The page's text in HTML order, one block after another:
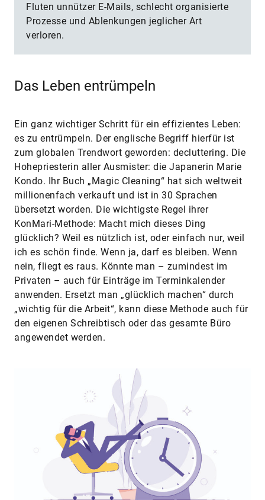
Fluten unnützer E-Mails, schlecht organisierte
Prozesse und Ablenkungen jeglicher Art
verloren.
Das Leben entrümpeln
Ein ganz wichtiger Schritt für ein effizientes Leben:
es zu entrümpeln. Der englische Begriff hierfür ist
zum globalen Trendwort geworden: decluttering. Die
Hohepriesterin aller Ausmister: die Japanerin Marie
Kondo. Ihr Buch „Magic Cleaning“ hat sich weltweit
millionenfach verkauft und ist in 30 Sprachen
übersetzt worden. Die wichtigste Regel ihrer
KonMari-Methode: Macht mich dieses Ding
glücklich? Weil es nützlich ist, oder einfach nur, weil
ich es schön finde. Wenn ja, darf es bleiben. Wenn
nein, fliegt es raus. Könnte man – zumindest im
Privaten – auch für Einträge im Terminkalender
anwenden. Ersetzt man „glücklich machen“ durch
„wichtig für die Arbeit“, kann diese Methode auch für
den eigenen Schreibtisch oder das gesamte Büro
angewendet werden.